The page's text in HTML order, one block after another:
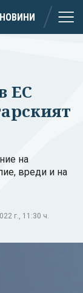
ЕС
на
вреди и на
г., 11:30 ч.